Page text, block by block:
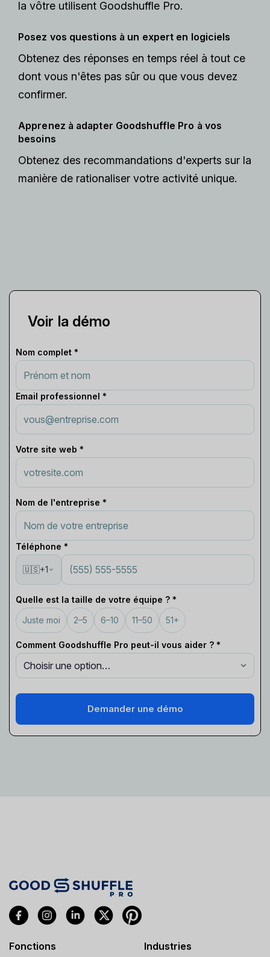
la vôtre utilisent Goodshuffle Pro.
Posez vos questions à un expert en logiciels
Obtenez des réponses en temps réel à tout ce
dont vous n'êtes pas sûr ou que vous devez
confirmer.
Apprenez à adapter Goodshuffle Pro à vos
besoins
Obtenez des recommandations d'experts sur la
manière de rationaliser votre activité unique.
Voir la démo
Nom complet *
Email professionnel *
Votre site web *
Nom de l'entreprise *
Téléphone *
🇺🇸+1
Quelle est la taille de votre équipe ? *
Juste moi
2–5 6–10 11–50 51+
Comment Goodshuffle Pro peut-il vous aider ? *
Demander une démo
Fonctions Industries